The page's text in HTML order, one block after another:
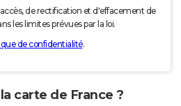
de rectification et d'effacement de
les limites prévues par la loi.
de confidentialité.
carte de France ?